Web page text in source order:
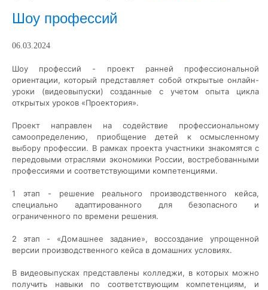
Шоу профессий
06.03.2024
Шоу профессий - проект ранней профессиональной
ориентации, который представляет собой открытые онлайн-
уроки (видеовыпуски) созданные с учетом опыта цикла
открытых уроков «Проектория».
Проект направлен на содействие профессиональному
самоопределению, приобщение детей к осмысленному
выбору профессии. В рамках проекта участники знакомятся с
передовыми отраслями экономики России, востребованными
профессиями и соответствующими компетенциями.
1 этап - решение реального производственного кейса,
специально адаптированного для безопасного и
ограниченного по времени решения.
2 этап - «Домашнее задание», воссоздание упрощенной
версии производственного кейса в домашних условиях.
В видеовыпусках представлены колледжи, в которых можно
получить навыки по соответствующим компетенциям, и